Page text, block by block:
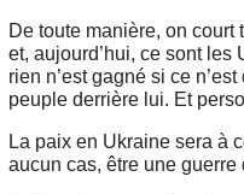
De toute manière, on
et, aujourd’hui, ce sont
rien n’est gagné si ce
peuple derrière lui. Et
La paix en Ukraine sera à
aucun cas, être une guerre